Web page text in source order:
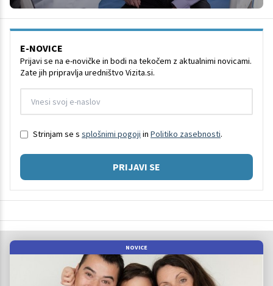
E-NOVICE
Prijavi se na e-novičke in bodi na tekočem z aktualnimi novicami.
Zate jih pripravlja uredništvo Vizita.si.
Strinjam se s splošnimi pogoji in Politiko zasebnosti.
PRIJAVI SE
NOVICE